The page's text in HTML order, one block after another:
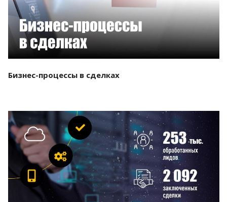
Бизнес-процессы в сделках
Смотреть проект